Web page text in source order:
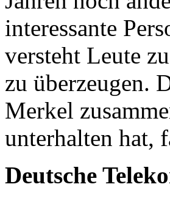
interessante
versteht Leute
zu überzeugen.
Merkel
unterhalten hat,
Deutsche